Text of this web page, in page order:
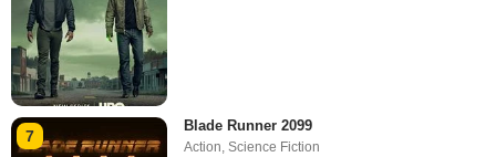
7
Blade Runner 2099
Action,Science Fiction